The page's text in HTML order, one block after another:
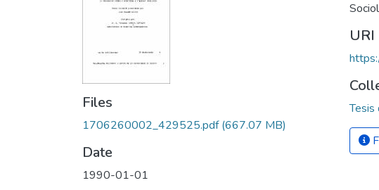
Files
1706260002_429525.pdf(667.07 MB)
Date
1990-01-01
URI
Tesis